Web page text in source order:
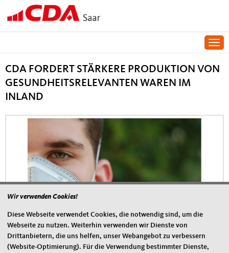
CDA FORDERT STÄRKERE PRODUKTION VON
GESUNDHEITSRELEVANTEN WAREN IM
INLAND
Wir verwenden Cookies!
Diese Webseite verwendet Cookies, die notwendig sind, um die
Webseite zu nutzen. Weiterhin verwenden wir Dienste von
Drittanbietern, die uns helfen, unser Webangebot zu verbessern
(Website-Optimierung). Für die Verwendung bestimmter Dienste,